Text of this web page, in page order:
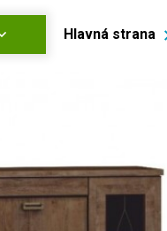
Hlavná strana